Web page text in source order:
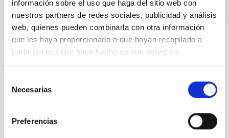
información sobre el uso que haga del sitio web con
nuestros partners de redes sociales, publicidad y análisis
web, quienes pueden combinarla con otra información
que les haya proporcionado o que hayan recopilado a
partir del uso que haya hecho de sus servicios.
Necesarias
Preferencias
DIVULGACIÓN